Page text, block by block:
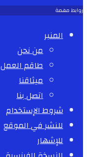
روابط مهمة
المنبر
من نحن
طاقم العمل
ميثاقنا
اتصل بنا
شروط الإستخدام
للنشر في الموقع
للإشهار